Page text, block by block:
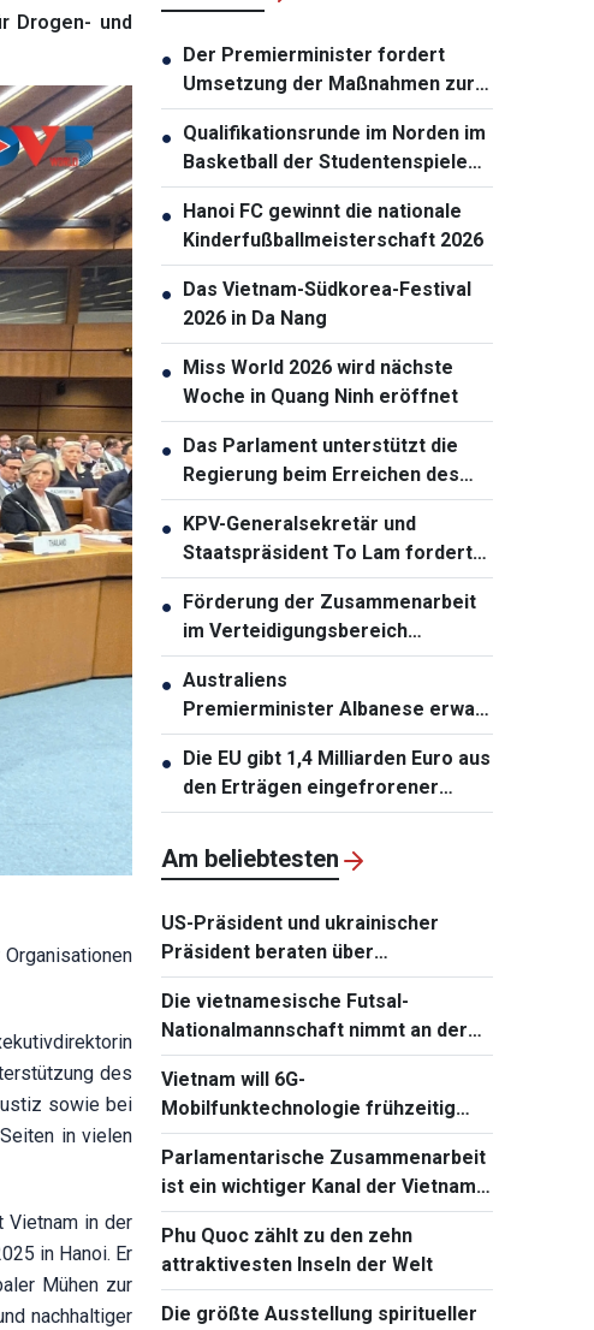
Drogen- und
des
sowie bei
in vielen
Vietnam in der
in Hanoi. Er
Mühen zur
nachhaltiger
● Der Premierminister fordert
Umsetzung der Maßnahmen zur
Gewährleistung der
Cybersicherheit
● Qualifikationsrunde im Norden im
Basketball der Studentenspiele
2026 eröffnet
● Hanoi FC gewinnt die nationale
Kinderfußballmeisterschaft 2026
● Das Vietnam-Südkorea-Festival
2026 in Da Nang
● Miss World 2026 wird nächste
Woche in Quang Ninh eröffnet
● Das Parlament unterstützt die
Regierung beim Erreichen des
zweistelligen Wachstums
● KPV-Generalsekretär und
Staatspräsident To Lam fordert
die Erneuerung der
Infrastrukturplanung
● Förderung der Zusammenarbeit
im Verteidigungsbereich
zwischen Vietnam und Malaysia
● Australiens
Premierminister Albanese erwartet
den Besuch von KPV-
Generalsekretär und
Staatspräsident To Lam
● Die EU gibt 1,4 Milliarden Euro aus
den Erträgen eingefrorener
russischer Vermögenswerte an
Ukraine
Am beliebtesten
US-Präsident und ukrainischer
Präsident beraten über
Wiederaufnahme von
Verhandlungen mit Russland
Die vietnamesische Futsal-
Nationalmannschaft nimmt an der
Continental Futsal Championship
2026 teil
Vietnam will 6G-
Mobilfunktechnologie frühzeitig
beherrschen und einführen
Parlamentarische Zusammenarbeit
ist ein wichtiger Kanal der Vietnam-
Kambodscha-Beziehungen
Phu Quoc zählt zu den zehn
attraktivesten Inseln der Welt
Die größte Ausstellung spiritueller